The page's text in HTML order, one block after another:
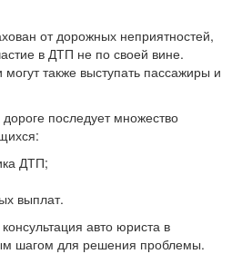
от дорожных неприятностей,
в ДТП не по своей вине.
также выступать пассажиры и
последует множество
ДТП;
выплат.
авто юриста в
шагом для решения проблемы.